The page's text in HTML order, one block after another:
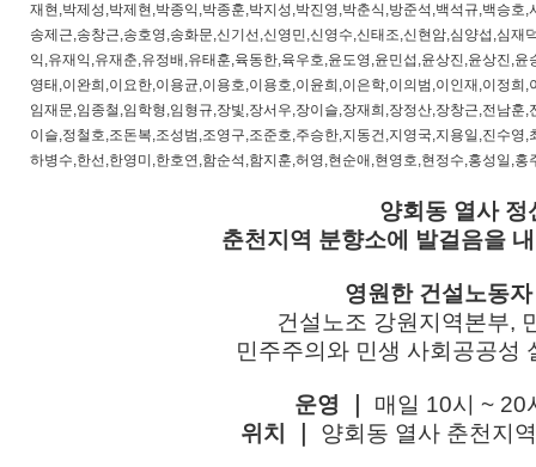
재현,박제성,박제현,박종익,박종훈,박지성,박진영,박춘식,방준석,백석규,백승
송제근,송창근,송호영,송화문,신기선,신영민,신영수,신태조,신현암,심양섭,심
익,유재익,유재춘,유정배,유태훈,육동한,육우호,윤도영,윤민섭,윤상진,윤상진,
영태,이완희,이요한,이용균,이용호,이용호,이윤희,이은학,이의범,이인재,이정
임재문,임종철,임학형,임형규,장빛,장서우,장이슬,장재희,장정산,장창근,전남
이슬,정철호,조돈복,조성범,조영구,조준호,주승한,지동건,지영국,지용일,진수
하병수,한선,한영미,한호연,함순석,함지훈,허영,현순애,현영호,현정수,홍성일,
양회동 열사
춘천지역 분향소에 발걸음을
영원한 건설노동
건설노조 강원지역본부,
민주주의와 민생 사회공공성
운영
매일 10시 ~
위치
양회동 열사 춘천지